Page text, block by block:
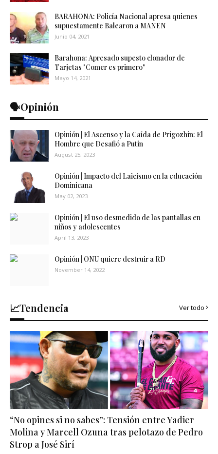
BARAHONA: Policía Nacional apresa quienes
supuestamente Balearon a MANEN
Junio 04, 2021
Barahona: Apresado supesto clonador de
Tarjetas "Comer es primero"
Mayo 14, 2021
🗣️Opinión
Opinión | El Ascenso y la Caída de Prigozhin: El
Hombre que Desafió a Putin
August 25, 2023
Opinión | Impacto del Laicismo en la educación
Dominicana
May 02, 2023
Opinión | El uso desmedido de las pantallas en
niños y adolescentes
April 13, 2023
Opinión | ONU quiere destruir a RD
November 14, 2022
📈Tendencia Ver todo
“No opines si no sabes”: Tensión entre Yadier
Molina y Marcell Ozuna tras pelotazo de Pedro
Strop a José Sirí